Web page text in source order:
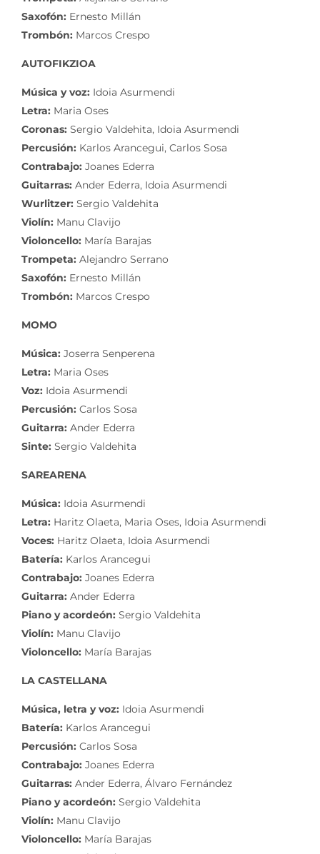
Saxofón: Ernesto Millán
Trombón: Marcos Crespo
AUTOFIKZIOA
Música y voz: Idoia Asurmendi
Letra: Maria Oses
Coronas: Sergio Valdehita, Idoia Asurmendi
Percusión: Karlos Arancegui, Carlos Sosa
Contrabajo: Joanes Ederra
Guitarras: Ander Ederra, Idoia Asurmendi
Wurlitzer: Sergio Valdehita
Violín: Manu Clavijo
Violoncello: María Barajas
Trompeta: Alejandro Serrano
Saxofón: Ernesto Millán
Trombón: Marcos Crespo
MOMO
Música: Joserra Senperena
Letra: Maria Oses
Voz: Idoia Asurmendi
Percusión: Carlos Sosa
Guitarra: Ander Ederra
Sinte: Sergio Valdehita
SAREARENA
Música: Idoia Asurmendi
Letra: Haritz Olaeta, Maria Oses, Idoia Asurmendi
Voces: Haritz Olaeta, Idoia Asurmendi
Batería: Karlos Arancegui
Contrabajo: Joanes Ederra
Guitarra: Ander Ederra
Piano y acordeón: Sergio Valdehita
Violín: Manu Clavijo
Violoncello: María Barajas
LA CASTELLANA
Música, letra y voz: Idoia Asurmendi
Batería: Karlos Arancegui
Percusión: Carlos Sosa
Contrabajo: Joanes Ederra
Guitarras: Ander Ederra, Álvaro Fernández
Piano y acordeón: Sergio Valdehita
Violín: Manu Clavijo
Violoncello: María Barajas